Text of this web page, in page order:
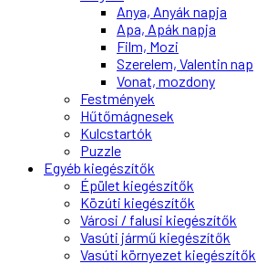
Anya, Anyák napja
Apa, Apák napja
Film, Mozi
Szerelem, Valentin nap
Vonat, mozdony
Festmények
Hűtőmágnesek
Kulcstartók
Puzzle
Egyéb kiegészítők
Épület kiegészítők
Közúti kiegészítők
Városi / falusi kiegészítők
Vasúti jármű kiegészítők
Vasúti környezet kiegészítők